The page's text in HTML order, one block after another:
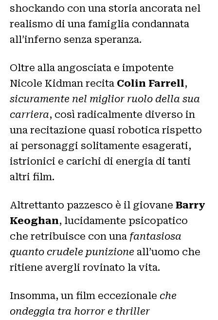
shockando con una storia ancorata nel
realismo di una famiglia condannata
all’inferno senza speranza.
Oltre alla angosciata e impotente
Nicole Kidman recita Colin Farrell,
sicuramente nel miglior ruolo della sua
carriera, così radicalmente diverso in
una recitazione quasi robotica rispetto
ai personaggi solitamente esagerati,
istrionici e carichi di energia di tanti
altri film.
Altrettanto pazzesco è il giovane Barry
Keoghan, lucidamente psicopatico
che retribuisce con una fantasiosa
quanto crudele punizione all’uomo che
ritiene avergli rovinato la vita.
Insomma, un film eccezionale che
ondeggia tra horror e thriller